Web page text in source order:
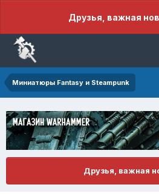
Друзья, важная
Миниатюры Fantasy и Steampunk
Друзья, важная